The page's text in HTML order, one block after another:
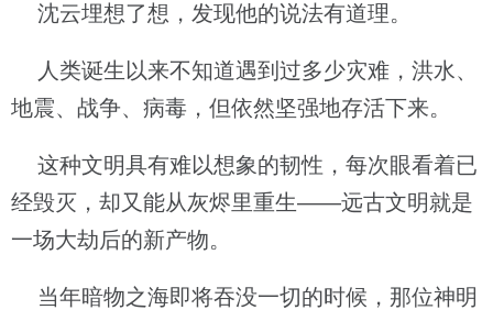
沈云埋想了想，发现他的说法有道理。
人类诞生以来不知道遇到过多少灾难，洪水、
地震、战争、病毒，但依然坚强地存活下来。
这种文明具有难以想象的韧性，每次眼看着已
经毁灭，却又能从灰烬里重生——远古文明就是
一场大劫后的新产物。
当年暗物之海即将吞没一切的时候，那位神明